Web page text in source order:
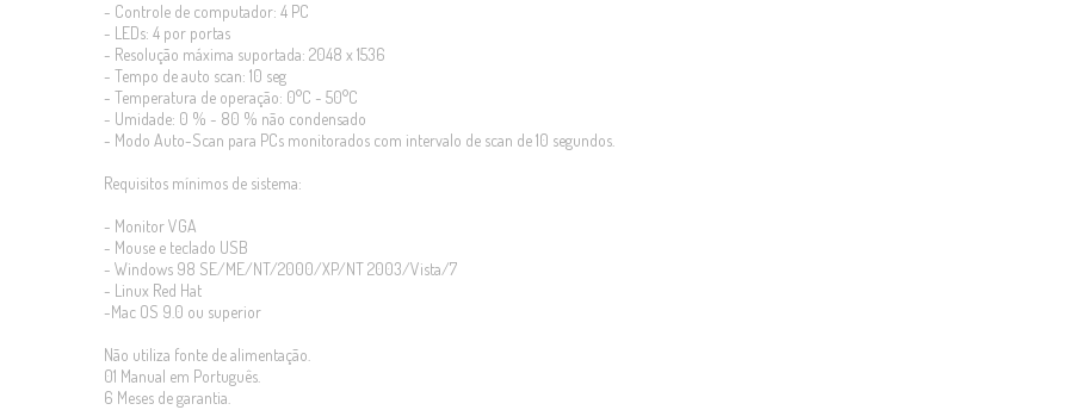
- Controle de computador: 4 PC
- LEDs: 4 por portas
- Resolução máxima suportada: 2048 x 1536
- Tempo de auto scan: 10 seg
- Temperatura de operação: 0°C ~ 50°C
- Umidade: 0 % ~ 80 % não condensado
- Modo Auto-Scan para PCs monitorados com intervalo de scan de 10 segundos.
Requisitos mínimos de sistema:
- Monitor VGA
- Mouse e teclado USB
- Windows 98 SE/ME/NT/2000/XP/NT 2003/Vista/7
- Linux Red Hat
-Mac OS 9.0 ou superior
Não utiliza fonte de alimentação.
01 Manual em Português.
6 Meses de garantia.